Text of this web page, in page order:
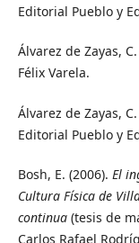
Editorial Pueblo y
Álvarez de Zayas,
Félix Varela.
Álvarez de Zayas,
Editorial Pueblo y
Bosh, E. (2006). El
Cultura Física de
continua(tesis de
Carlos Rafael